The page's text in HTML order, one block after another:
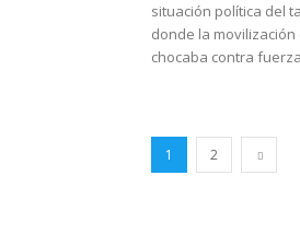
situación política del
donde la
chocaba contra
1 2